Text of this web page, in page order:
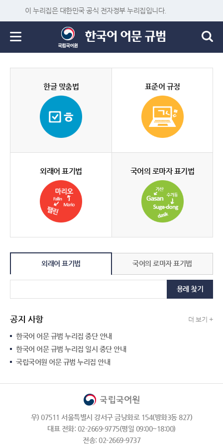
이 누리집은 대한민국 공식 전자정부 누리집입니다.
한글 맞춤법 표준어 규정
외래어 표기법 국어의 로마자 표기법
외래어 표기법 국어의 로마자 표기법
용례 찾기
공지 사항 더 보기 +
한국어 어문 규범 누리집 중단 안내
한국어 어문 규범 누리집 일시 중단 안내
국립국어원 어문 규범 누리집 안내
우) 07511 서울특별시 강서구 금낭화로 154(방화3동 827)
대표 전화: 02-2669-9775(평일 09:00~18:00)
전송: 02-2669-9737